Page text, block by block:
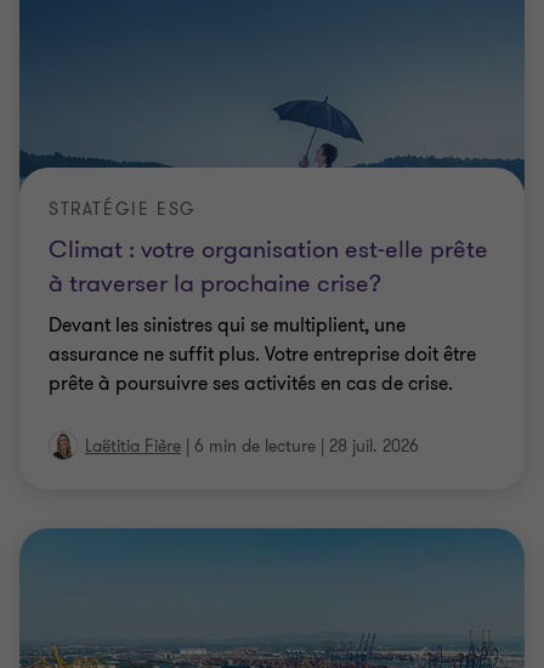
Climat : votre organisation est-elle prête
à traverser la prochaine crise?
STRATÉGIE ESG
Devant les sinistres qui se multiplient, une
assurance ne suffit plus. Votre entreprise doit être
prête à poursuivre ses activités en cas de crise.
Laëtitia Fière | 6 min de lecture | 28 juil. 2026